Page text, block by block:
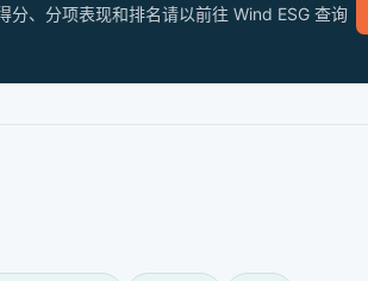
分、分项表现和排名请以前往 Wind ESG 查询